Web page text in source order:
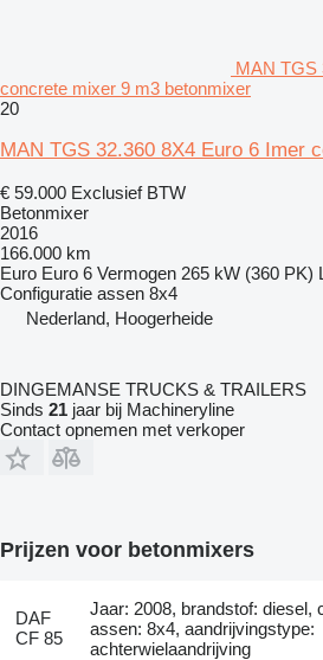
MAN TGS
concrete mixer 9 m3 betonmixer
20
MAN TGS 32.360 8X4 Euro 6 Imer
€ 59.000 Exclusief BTW
Betonmixer
2016
166.000 km
Euro Euro 6 Vermogen 265 kW (360 PK)
Configuratie assen 8x4
Nederland, Hoogerheide
DINGEMANSE TRUCKS & TRAILERS
Sinds 21 jaar bij Machineryline
Contact opnemen met verkoper
Prijzen voor betonmixers
DAF
CF 85
Jaar: 2008, brandstof: diesel,
assen: 8x4, aandrijvingstype:
achterwielaandrijving